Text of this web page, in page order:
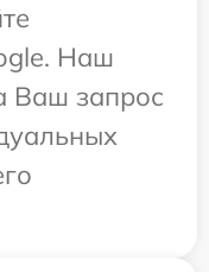
Наш
Ваш запрос